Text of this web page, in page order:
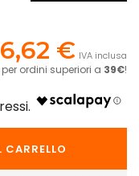
€ IVA inclusa
per ordini superiori a 39€!